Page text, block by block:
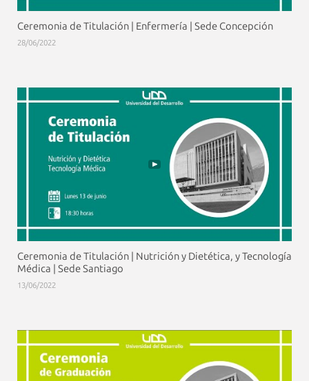
Ceremonia de Titulación | Enfermería | Sede Concepción
28/06/2022
Ceremonia de Titulación | Nutrición y Dietética, y Tecnología
Médica | Sede Santiago
13/06/2022